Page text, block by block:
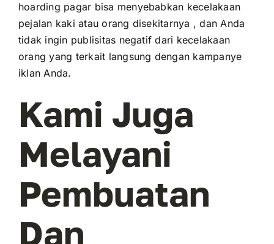
hoarding pagar bisa menyebabkan kecelakaan
pejalan kaki atau orang disekitarnya , dan Anda
tidak ingin publisitas negatif dari kecelakaan
orang yang terkait langsung dengan kampanye
iklan Anda.
Kami Juga
Melayani
Pembuatan
Dan